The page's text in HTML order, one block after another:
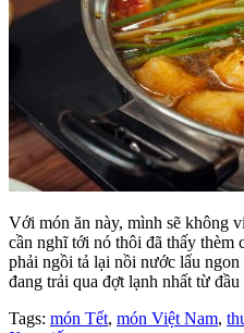
Với món ăn này, mình sẽ không
cần nghĩ tới nó thôi đã thấy thèm
phải ngồi tả lại nồi nước lẩu
đang trải qua đợt lạnh nhất từ
Tags: món Tết, món Việt Nam,